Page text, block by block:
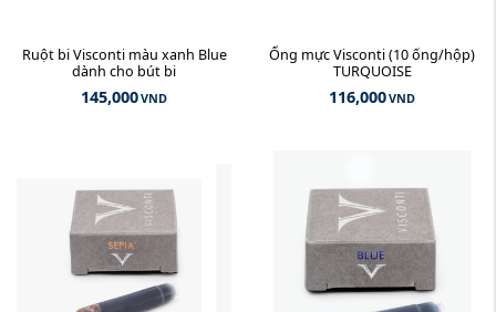
Ruột bi Visconti màu xanh Blue
dành cho bút bi
145,000VND
Ống mực Visconti (10 ống/hộp)
TURQUOISE
116,000VND